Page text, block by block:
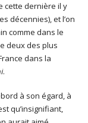
cette dernière il y
décennies), et l’on
comme dans le
deux des plus
dans la
.
à son égard, à
qu’insignifiant,